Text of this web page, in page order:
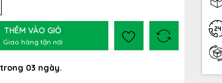
THÊM VÀO GIỎ
Giao hàng tận nơi
trong 03 ngày.